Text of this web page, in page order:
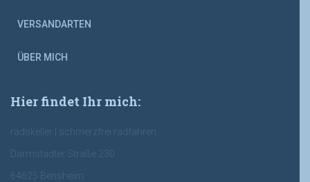
VERSANDARTEN
ÜBER MICH
Hier findet Ihr mich:
radskeller | schmerzfrei radfahren
Darmstädter Straße 230
64625 Bensheim